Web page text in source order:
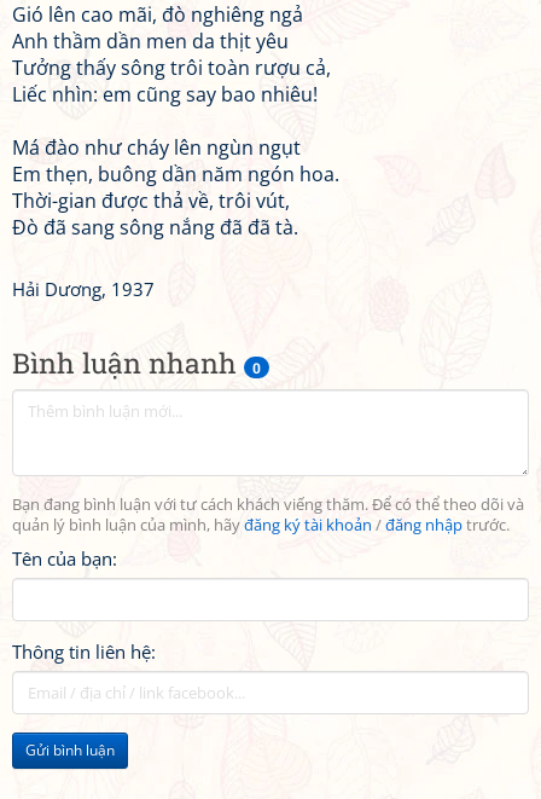
Bình luận nhanh 0
Bạn đang bình luận với tư cách khách viếng thăm. Để có thể theo dõi và
quản lý bình luận của mình, hãyđăng ký tài khoản /đăng nhậptrước.
Tên của bạn:
Thông tin liên hệ:
Gửi bình luận
Gió lên cao mãi, đò nghiêng ngả
Anh thầm dần men da thịt yêu
Tưởng thấy sông trôi toàn rượu cả,
Liếc nhìn: em cũng say bao nhiêu!
Má đào như cháy lên ngùn ngụt
Em thẹn, buông dần năm ngón hoa.
Thời-gian được thả về, trôi vút,
Đò đã sang sông nắng đã đã tà.
Hải Dương, 1937